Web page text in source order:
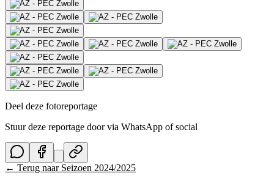
Deel deze fotoreportage
Stuur deze reportage door via WhatsApp of social
← Terug naar Seizoen 2024/2025